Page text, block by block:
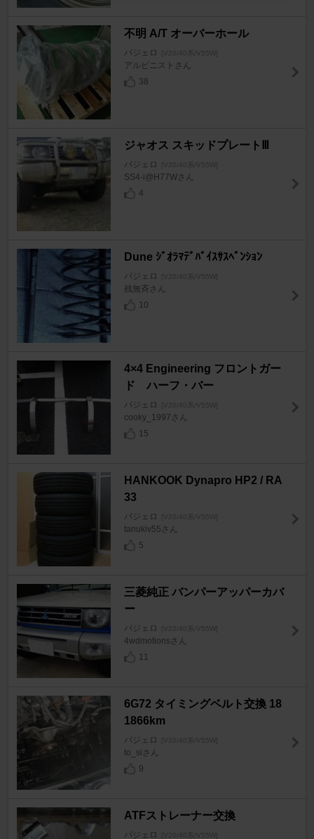
不明 A/T オーバーホール
パジェロ [V20/40系/V55W]
アルピニストさん
38
ジャオス スキッドプレートⅢ
パジェロ [V20/40系/V55W]
SS4-i@H77Wさん
4
Dune ｼﾞｵﾗﾏﾃﾞﾊﾞｲｽｻｽﾍﾟﾝｼｮﾝ
パジェロ [V20/40系/V55W]
残無斉さん
10
4×4 Engineering フロントガー
ド ハーフ・バー
パジェロ [V20/40系/V55W]
cooky_1997さん
15
HANKOOK Dynapro HP2 / RA
33
パジェロ [V20/40系/V55W]
tanukiv55さん
5
三菱純正 バンパーアッパーカバ
ー
パジェロ [V20/40系/V55W]
4wdmotionsさん
11
6G72 タイミングベルト交換 18
1866km
パジェロ [V20/40系/V55W]
to_siさん
9
ATFストレーナー交換
パジェロ [V20/40系/V55W]